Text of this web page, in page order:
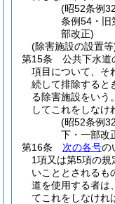
(昭52条例
条例54・旧
部改正)
(除害施設の設置等
第15条
公共下水道
項目について、そ
続して排除すると
る除害施設をいう
してこれをしなけ
(昭52条例
下・一部改
第16条
次の各号の
1項又は第5項の
いこととされるも
道を使用する者は
てこれをしなけれ